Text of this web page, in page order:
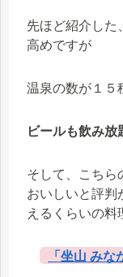
先ほど紹介した
高めですが
温泉の数が１５
ビールも飲み放
そして、こちら
おいしいと評判
えるくらいの料
「坐山 み